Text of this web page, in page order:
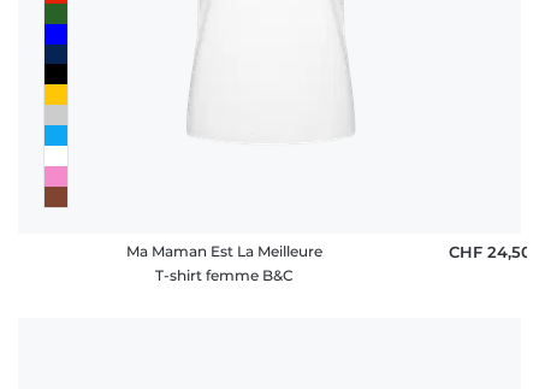
Ma Maman Est La Meilleure
T-shirt femme B&C
CHF 24,50